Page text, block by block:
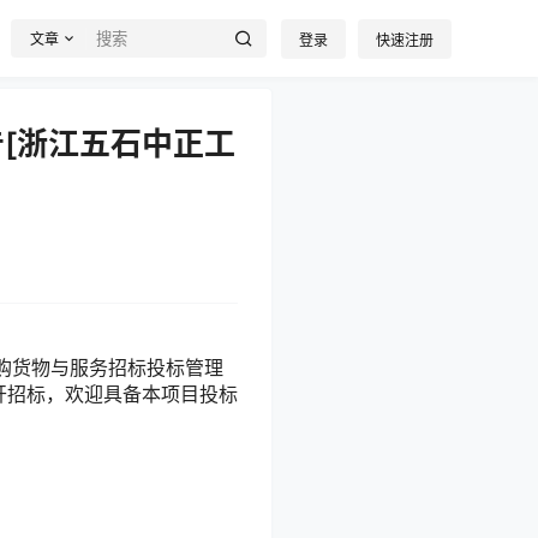
文章 登录 快速注册
浙江五石中正工
货物与服务招标投标管理
标，欢迎具备本项目投标